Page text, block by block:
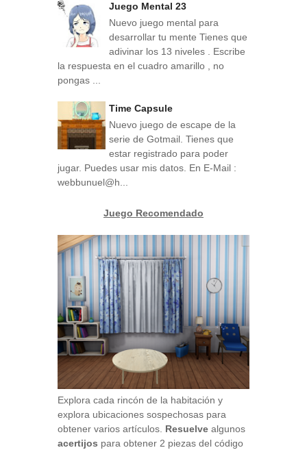
Juego Mental 23
Nuevo juego mental para
desarrollar tu mente Tienes que
adivinar los 13 niveles . Escribe
la respuesta en el cuadro amarillo , no
pongas ...
Time Capsule
Nuevo juego de escape de la
serie de Gotmail. Tienes que
estar registrado para poder
jugar. Puedes usar mis datos. En E-Mail :
webbunuel@h...
Juego Recomendado
Explora cada rincón de la habitación y
explora ubicaciones sospechosas para
obtener varios artículos. Resuelve algunos
acertijos para obtener 2 piezas del código